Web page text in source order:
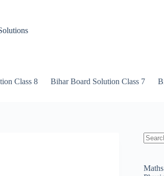
Class 8 Bihar Board Solution Class 7